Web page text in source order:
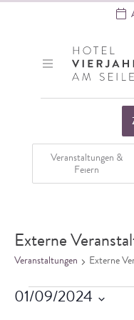
Hotel
Veranstaltungen &
Feiern
Externe
Veranstaltungen Externe
01/09/2024